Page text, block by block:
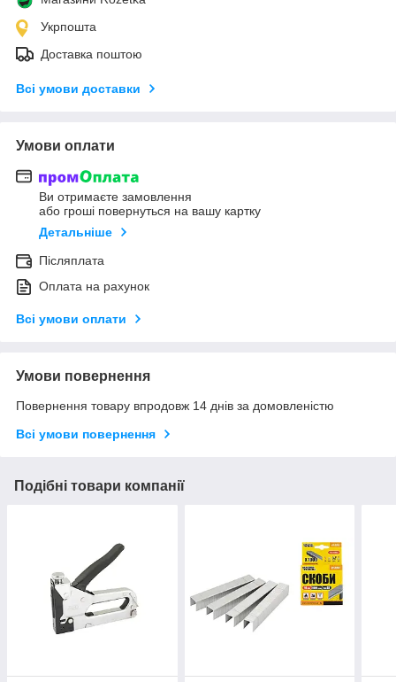
Укрпошта
Доставка поштою
Всі умови доставки
Умови оплати
Ви отримаєте замовлення
або гроші повернуться на вашу картку
Детальніше
Післяплата
Оплата на рахунок
Всі умови оплати
Умови повернення
Повернення товару впродовж 14 днів за домовленістю
Всі умови повернення
Подібні товари компанії